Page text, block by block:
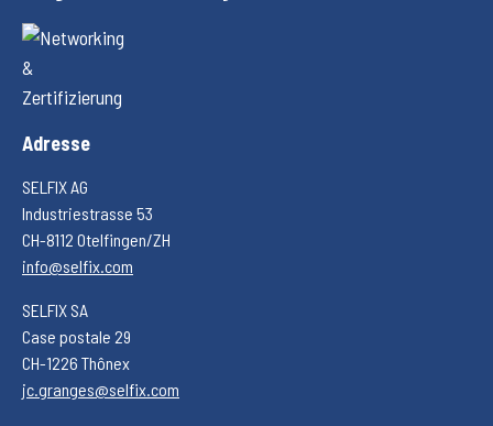
Adresse
SELFIX AG
Industriestrasse 53
CH-8112 Otelfingen/ZH
info@selfix.com
SELFIX SA
Case postale 29
CH-1226 Thônex
jc.granges@selfix.com